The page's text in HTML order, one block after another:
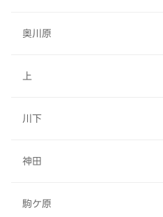
奥川原
上
川下
神田
駒ケ原